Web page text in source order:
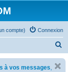
Connexion
compte)
à vos messages,